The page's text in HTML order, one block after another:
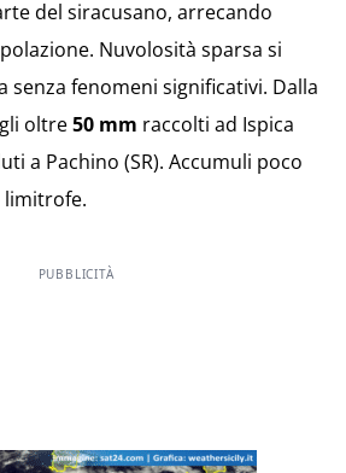
del siracusano, arrecando
Nuvolosità sparsa si
senza fenomeni significativi. Dalla
oltre50 mm raccolti ad Ispica
a Pachino (SR). Accumuli poco
limitrofe.
PUBBLICITÀ